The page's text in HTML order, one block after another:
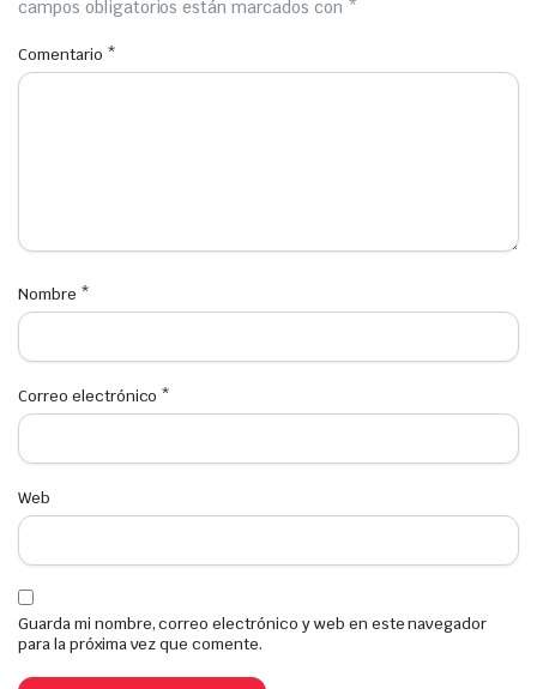
campos obligatorios están marcados con *
Comentario *
Nombre *
Correo electrónico *
Web
Guarda mi nombre, correo electrónico y web en este navegador
para la próxima vez que comente.